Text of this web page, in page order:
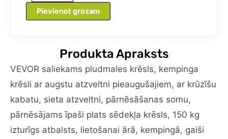
krēsli
pieaugušajiem
atzveltni,
kabatu
krūzei,
atzveltni,
pārnēsāšanas
somu,
Pievienot grozam
Produkta Apraksts
VEVOR saliekams pludmales krēsls, kempinga
krēsli ar augstu atzveltni pieaugušajiem, ar krūzīšu
kabatu, sieta atzveltni, pārnēsāšanas somu,
pārnēsājams īpaši plats sēdekļa krēsls, 150 kg
izturīgs atbalsts, lietošanai ārā, kempingā, gaiši